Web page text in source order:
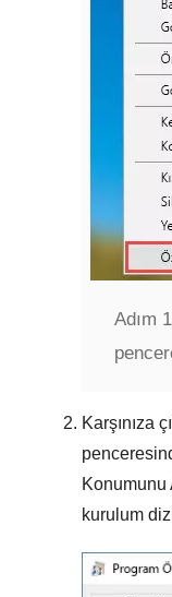
Adım
Karşınıza
Konumunu
kurulum